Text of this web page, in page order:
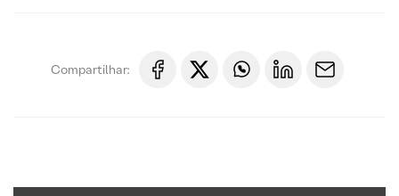
Compartilhar: